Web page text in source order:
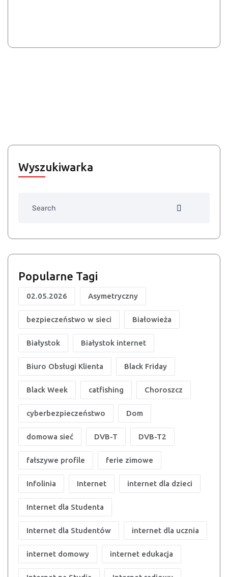
Wyszukiwarka
Popularne Tagi
02.05.2026 Asymetryczny
bezpieczeństwo w sieci Białowieża
Białystok Białystok internet
Biuro Obsługi Klienta Black Friday
Black Week catfishing Choroszcz
cyberbezpieczeństwo Dom
domowa sieć DVB-T DVB-T2
fałszywe profile ferie zimowe
Infolinia Internet internet dla dzieci
Internet dla Studenta
Internet dla Studentów internet dla ucznia
internet domowy internet edukacja